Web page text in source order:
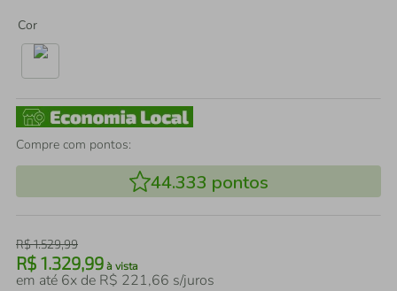
Cor
Compre com pontos:
44.333 pontos
R$1.529,99
R$ 1.329,99 à vista
em até 6x de R$ 221,66 s/juros